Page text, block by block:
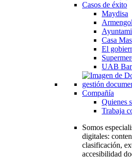
Casos de éxito
Maydisa
Casa Mas
El
UAB
Compañía
Quienes
Trabaja
Somos
digitales:
clasificación,
accesibilidad